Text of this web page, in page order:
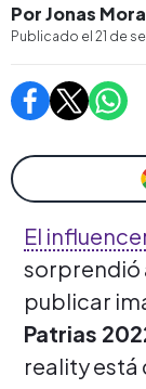
Por Jonas
Publicado el 21 de
El
sorprendió
publicar
Patrias
reality está